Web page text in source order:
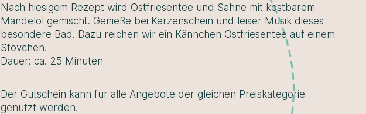
Nach hiesigem Rezept wird Ostfriesentee und Sahne mit kostbarem
Mandelöl gemischt. Genieße bei Kerzenschein und leiser Musik dieses
besondere Bad. Dazu reichen wir ein Kännchen Ostfriesentee auf einem
Stövchen.
Dauer: ca. 25 Minuten
Der Gutschein kann für alle Angebote der gleichen Preiskategorie
genutzt werden.